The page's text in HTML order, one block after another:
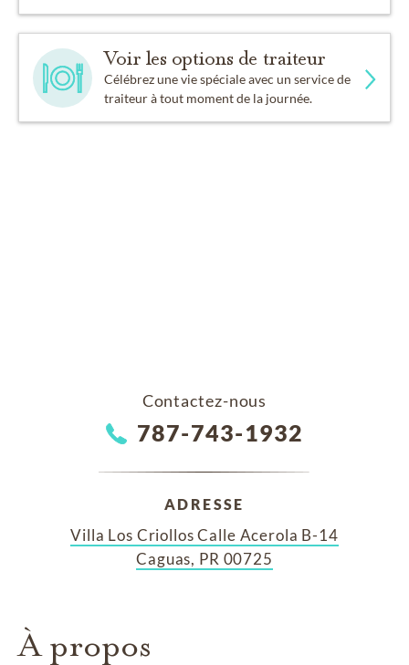
Voir les options de traiteur
Célébrez une vie spéciale avec un service de
traiteur à tout moment de la journée.
Contactez-nous
787-743-1932
ADRESSE
Villa Los Criollos Calle Acerola B-14
Caguas, PR 00725
À propos